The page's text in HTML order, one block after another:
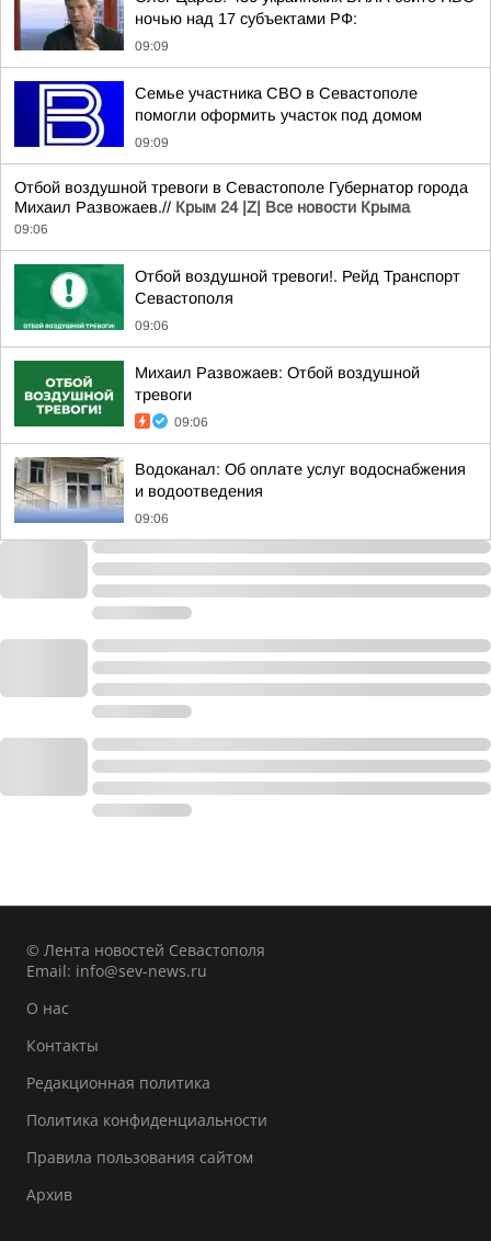
ночью над 17 субъектами РФ:
09:09
Семье участника СВО в Севастополе
помогли оформить участок под домом
09:09
Отбой воздушной тревоги в Севастополе Губернатор города
Михаил Развожаев.// Крым 24 |Z| Все новости Крыма
09:06
Отбой воздушной тревоги!. Рейд Транспорт
Севастополя
09:06
Михаил Развожаев: Отбой воздушной
тревоги
09:06
Водоканал: Об оплате услуг водоснабжения
и водоотведения
09:06
© Лента новостей Севастополя
Email: info@sev-news.ru
О нас
Контакты
Редакционная политика
Политика конфиденциальности
Правила пользования сайтом
Архив